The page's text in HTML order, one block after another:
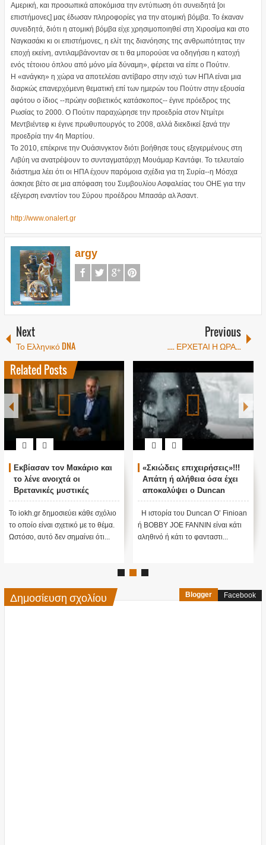
Αμερική, και προσωπικά αποκόμισα την εντύπωση ότι συνειδητά [οι
επιστήμονες] μας έδωσαν πληροφορίες για την ατομική βόμβα. Το έκαναν
συνειδητά, διότι η ατομική βόμβα είχε χρησιμοποιηθεί στη Χιροσίμα και στο
Ναγκασάκι κι οι επιστήμονες, η ελίτ της διανόησης της ανθρωπότητας την
εποχή εκείνη, αντιλαμβάνονταν σε τι θα μπορούσε να οδηγήσει η κατοχή
ενός τέτοιου όπλου από μόνο μία δύναμη», φέρεται να είπε ο Πούτιν.
Η «ανάγκη» η χώρα να αποτελέσει αντίβαρο στην ισχύ των ΗΠΑ είναι μια
διαρκώς επανερχόμενη θεματική επί των ημερών του Πούτιν στην εξουσία
αφότου ο ίδιος --πρώην σοβιετικός κατάσκοπος-- έγινε πρόεδρος της
Ρωσίας το 2000. Ο Πούτιν παραχώρησε την προεδρία στον Ντμίτρι
Μεντβιέντεφ κι έγινε πρωθυπουργός το 2008, αλλά διεκδικεί ξανά την
προεδρία την 4η Μαρτίου.
Το 2010, επέκρινε την Ουάσινγκτον διότι βοήθησε τους εξεγερμένους στη
Λιβύη να ανατρέψουν το συνταγματάρχη Μουάμαρ Καντάφι. Το τελευταίο
διάστημα λέει ότι οι ΗΠΑ έχουν παρόμοια σχέδια για τη Συρία--η Μόσχα
άσκησε βέτο σε μια απόφαση του Συμβουλίου Ασφαλείας του ΟΗΕ για την
εξέγερση εναντίον του Σύρου προέδρου Μπασάρ αλ Άσαντ.
http://www.onalert.gr
argy
Next
Το Ελληνικό DNA
Previous
.... ΕΡΧΕΤΑΙ Η ΩΡΑ...
Related Posts
Εκβίασαν τον Μακάριο και
το λένε ανοιχτά οι
Βρετανικές μυστικές
υπηρεσίες...
Το iokh.gr δημοσιεύει κάθε σχόλιο
το οποίο είναι σχετικό με το θέμα.
Ωστόσο, αυτό δεν σημαίνει ότι...
«Σκιώδεις επιχειρήσεις»!!!
Απάτη ή αλήθεια όσα έχει
αποκαλύψει ο Duncan
O’Finioan ;;;
Η ιστορία του Duncan O’ Finioan
ή BOBBY JOE FANNIN είναι κάτι
αληθινό ή κάτι το φανταστι...
Δημοσίευση σχολίου Blogger Facebook